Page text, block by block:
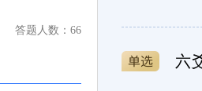
答题人数：66
六